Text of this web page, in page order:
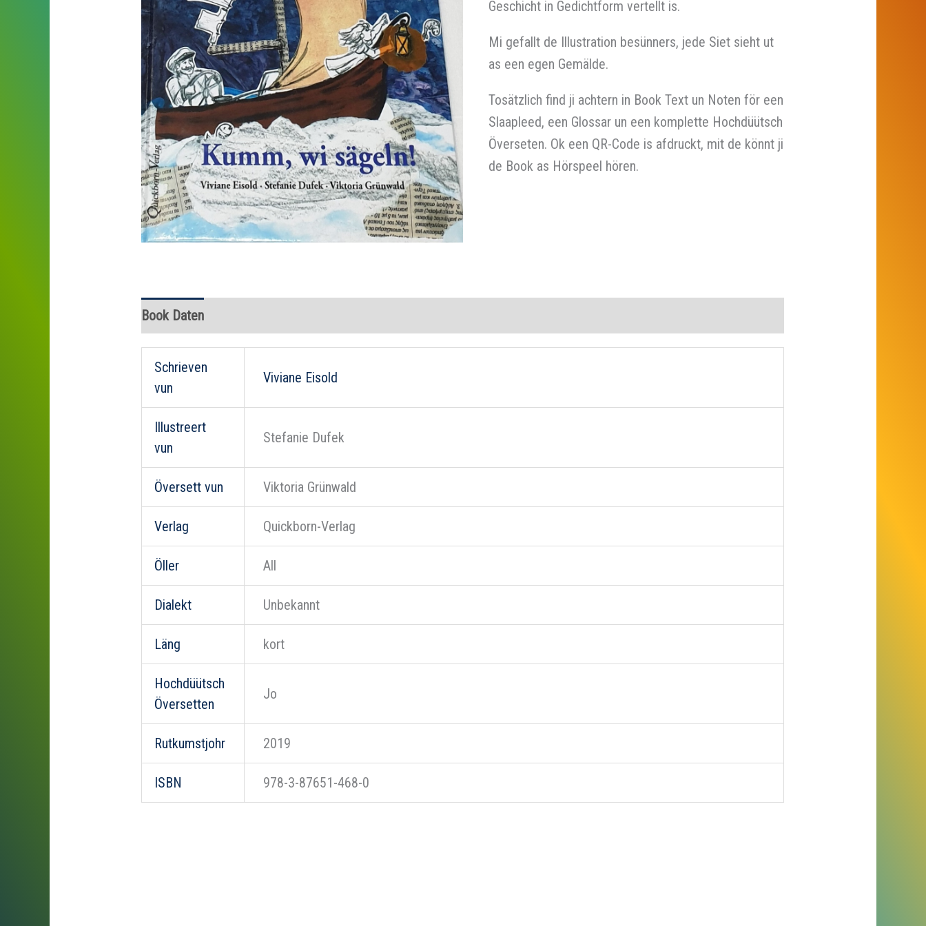
Geschicht in Gedichtform vertellt is.
Mi gefallt de Illustration besünners, jede Siet sieht ut
as een egen Gemälde.
Tosätzlich find ji achtern in Book Text un Noten för een
Slaapleed, een Glossar un een komplette Hochdüütsch
Överseten. Ok een QR-Code is afdruckt, mit de könnt ji
de Book as Hörspeel hören.
Book Daten
Schrieven
vun
Viviane Eisold
Illustreert
vun
Stefanie Dufek
Översett vun Viktoria Grünwald
Verlag Quickborn-Verlag
Öller All
Dialekt Unbekannt
Läng kort
Hochdüütsch
Översetten
Jo
Rutkumstjohr 2019
ISBN 978-3-87651-468-0